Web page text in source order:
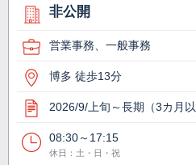
非公開
営業事務、一般事務
博多 徒歩13分
2026/9/上旬～長期（3カ月以
08:30～17:15
休日：土・日・祝